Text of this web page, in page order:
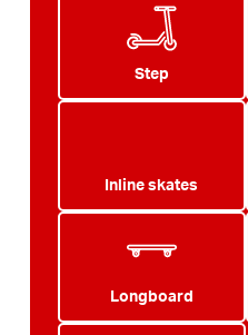
Step
Inline skates
Longboard